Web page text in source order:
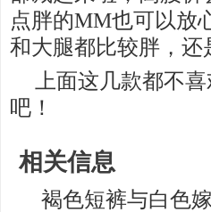
点胖的MM也可以放
和大腿都比较胖，
上面这几款都不
吧！
相关信息
褐色短裤与白色